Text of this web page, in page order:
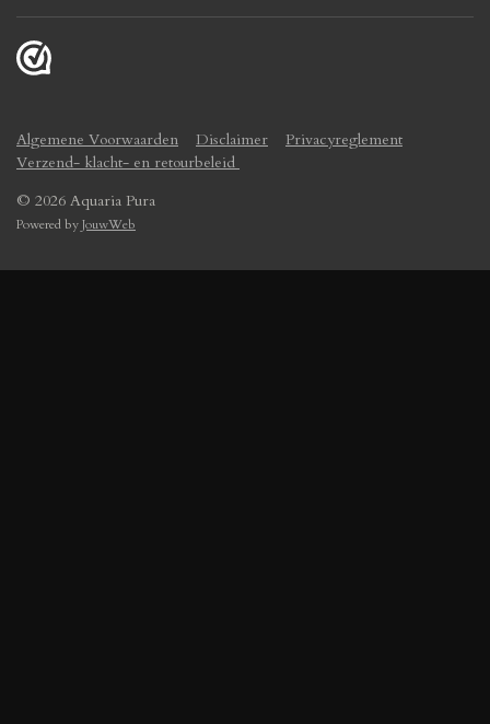
Algemene Voorwaarden Disclaimer
Privacyreglement
Verzend- klacht- en retourbeleid
© 2026 Aquaria Pura
Powered byJouwWeb